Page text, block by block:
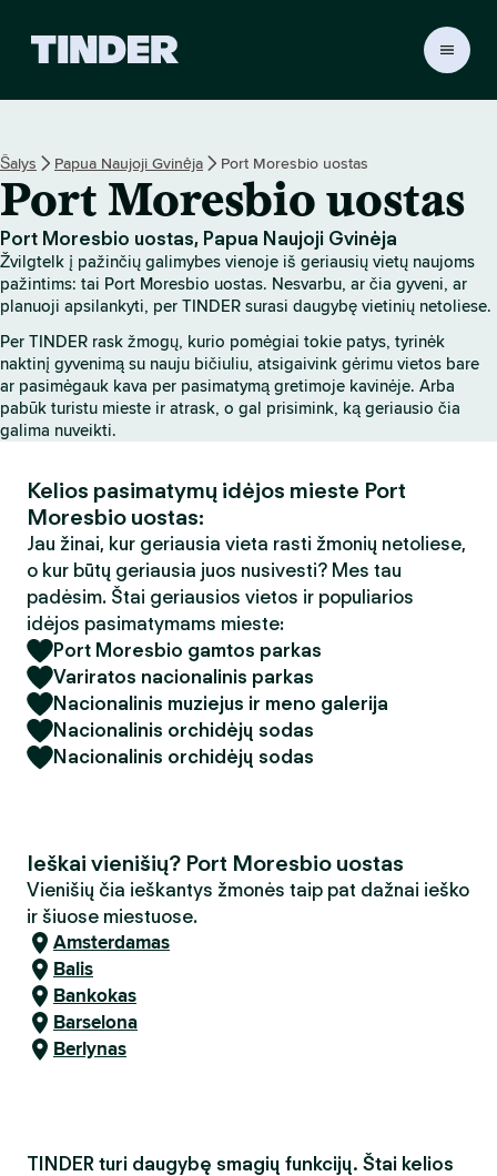
R
p
a
g
r
i
n
n
i
s
Šalys Papua Naujoji Gvinėja Port Moresbio uostas
Port Moresbio uostas
Port Moresbio uostas, Papua Naujoji Gvinėja
Žvilgtelk į pažinčių galimybes vienoje iš geriausių vietų naujoms
pažintims: tai Port Moresbio uostas. Nesvarbu, ar čia gyveni, ar
planuoji apsilankyti, per TINDER surasi daugybę vietinių netoliese.
Per TINDER rask žmogų, kurio pomėgiai tokie patys, tyrinėk
naktinį gyvenimą su nauju bičiuliu, atsigaivink gėrimu vietos bare
ar pasimėgauk kava per pasimatymą gretimoje kavinėje. Arba
pabūk turistu mieste ir atrask, o gal prisimink, ką geriausio čia
galima nuveikti.
Kelios pasimatymų idėjos mieste Port
Moresbio uostas:
Jau žinai, kur geriausia vieta rasti žmonių netoliese,
o kur būtų geriausia juos nusivesti? Mes tau
padėsim. Štai geriausios vietos ir populiarios
idėjos pasimatymams mieste:
Port Moresbio gamtos parkas
Variratos nacionalinis parkas
Nacionalinis muziejus ir meno galerija
Nacionalinis orchidėjų sodas
Nacionalinis orchidėjų sodas
Ieškai vienišių? Port Moresbio uostas
Vienišių čia ieškantys žmonės taip pat dažnai ieško
ir šiuose miestuose.
Amsterdamas
Balis
Bankokas
Barselona
Berlynas
TINDER turi daugybę smagių funkcijų. Štai kelios